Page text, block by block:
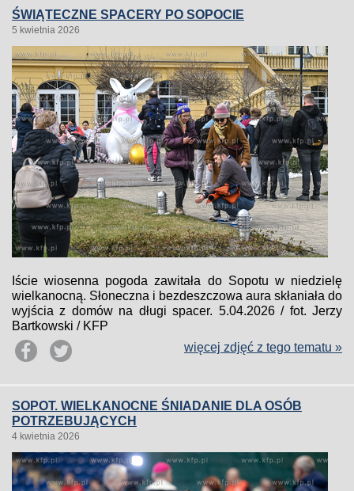
ŚWIĄTECZNE SPACERY PO SOPOCIE
5 kwietnia 2026
Iście wiosenna pogoda zawitała do Sopotu w niedzielę
wielkanocną. Słoneczna i bezdeszczowa aura skłaniała do
wyjścia z domów na długi spacer. 5.04.2026 / fot. Jerzy
Bartkowski / KFP
więcej zdjęć z tego tematu »
SOPOT. WIELKANOCNE ŚNIADANIE DLA OSÓB
POTRZEBUJĄCYCH
4 kwietnia 2026